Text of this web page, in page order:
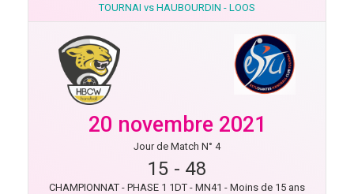
TOURNAI vs HAUBOURDIN - LOOS
20 novembre 2021
Jour de Match N° 4
15 - 48
CHAMPIONNAT - PHASE 1 1DT - MN41 - Moins de 15 ans